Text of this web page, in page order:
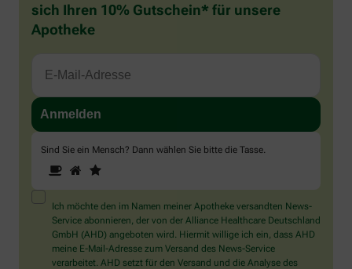
sich Ihren 10% Gutschein* für unsere
Apotheke
Sind Sie ein Mensch? Dann wählen Sie bitte die Tasse
Sie
ein
Mensch?
Dann
wählen
Sie
bitte
1 2
Ich möchte den im Namen meiner Apotheke versandten News-
Service abonnieren, der von der Alliance Healthcare Deutschland
GmbH (AHD) angeboten wird. Hiermit willige ich ein, dass AHD
meine E-Mail-Adresse zum Versand des News-Service
verarbeitet. AHD setzt für den Versand und die Analyse des